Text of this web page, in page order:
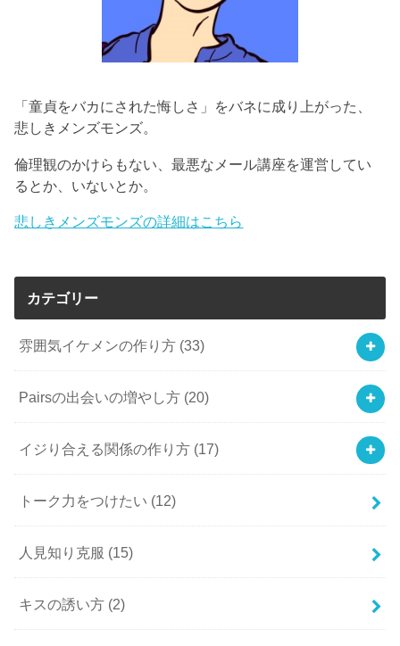
「童貞をバカにされた悔しさ」をバネに成り上がった、
悲しきメンズモンズ。
倫理観のかけらもない、最悪なメール講座を運営してい
るとか、いないとか。
悲しきメンズモンズの詳細はこちら
カテゴリー
雰囲気イケメンの作り方 (33)
Pairsの出会いの増やし方 (20)
イジり合える関係の作り方 (17)
トーク力をつけたい (12)
人見知り克服 (15)
キスの誘い方 (2)